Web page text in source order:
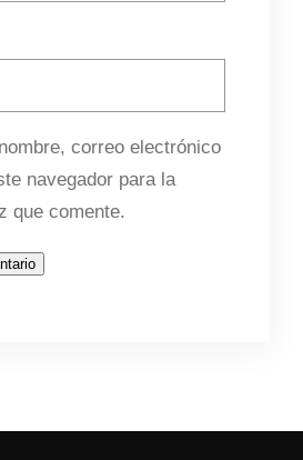
correo electrónico
navegador para la
que comente.